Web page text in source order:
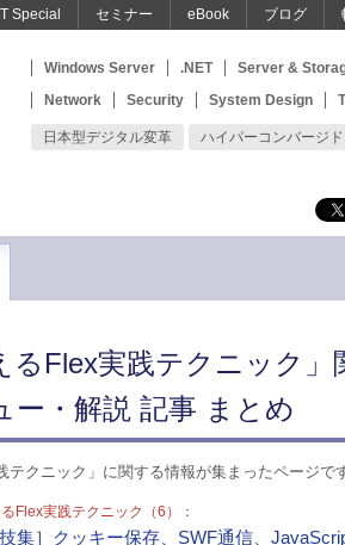
Special セミナー eBook ブログ
Windows Server .NET
Server &
Network
Security System Design
日本型デジタル変革 ハイパーコンバージド
るFlex実践テクニック
ー・解説 記事 まとめ
テクニック」に関する情報が集まったページで
Flex実践テクニック（6）：
技集］クッキー保存、SWF通信、